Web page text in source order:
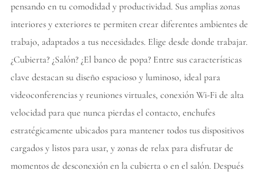
pensando en tu comodidad y productividad. Sus amplias zonas
interiores y exteriores te permiten crear diferentes ambientes de
trabajo, adaptados a tus necesidades. Elige desde donde trabajar.
¿Cubierta? ¿Salón? ¿El banco de popa? Entre sus características
clave destacan su diseño espacioso y luminoso, ideal para
videoconferencias y reuniones virtuales, conexión Wi-Fi de alta
velocidad para que nunca pierdas el contacto, enchufes
estratégicamente ubicados para mantener todos tus dispositivos
cargados y listos para usar, y zonas de relax para disfrutar de
momentos de desconexión en la cubierta o en el salón. Después